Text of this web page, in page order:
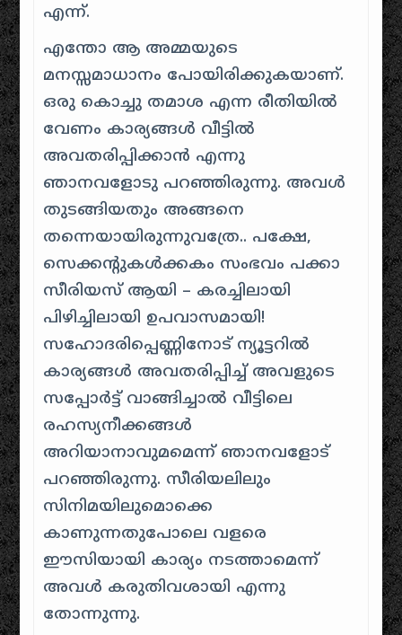
എന്ന്.
എന്തോ ആ അമ്മയുടെ
മനസ്സമാധാനം പോയിരിക്കുകയാണ്‌.
ഒരു കൊച്ചു തമാശ എന്ന രീതിയില്‍
വേണം കാര്യങ്ങള്‍ വീട്ടില്‍
അവതരിപ്പിക്കാന്‍ എന്നു
ഞാനവളോടു പറഞ്ഞിരുന്നു. അവള്‍
തുടങ്ങിയതും അങ്ങനെ
തന്നെയായിരുന്നുവത്രേ.. പക്ഷേ,
സെക്കന്റുകള്‍ക്കകം സംഭവം പക്കാ
സീരിയസ് ആയി – കരച്ചിലായി
പിഴിച്ചിലായി ഉപവാസമായി!
സഹോദരിപ്പെണ്ണിനോട് ന്യൂട്ടറില്‍
കാര്യങ്ങള്‍ അവതരിപ്പിച്ച് അവളുടെ
സപ്പോര്‍ട്ട് വാങ്ങിച്ചാല്‍ വീട്ടിലെ
രഹസ്യനീക്കങ്ങള്‍
അറിയാനാവുമമെന്ന് ഞാനവളോട്
പറഞ്ഞിരുന്നു. സീരിയലിലും
സിനിമയിലുമൊക്കെ
കാണുന്നതുപോലെ വളരെ
ഈസിയായി കാര്യം നടത്താമെന്ന്
അവള്‍ കരുതിവശായി എന്നു
തോന്നുന്നു.